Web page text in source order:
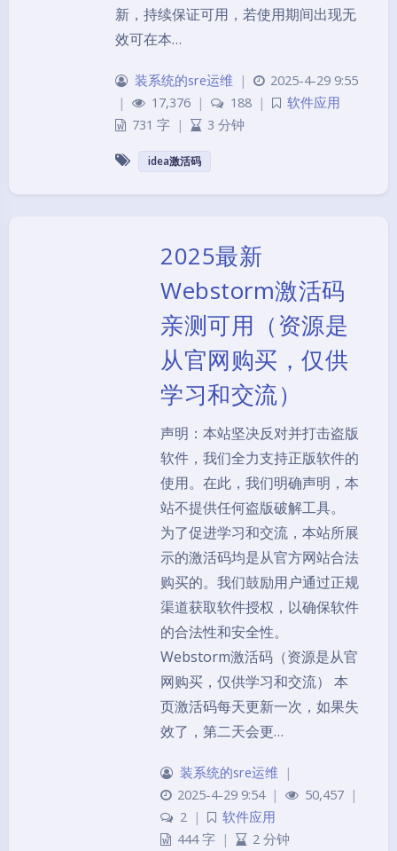
新，持续保证可用，若使用期间出现无
效可在本…
装系统的sre运维 |
2025-4-29 9:55
|
17,376 | 188 |
软件应用
731 字 | 3 分钟
idea激活码
2025最新
Webstorm激活码
亲测可用（资源是
从官网购买，仅供
学习和交流）
声明：本站坚决反对并打击盗版
软件，我们全力支持正版软件的
使用。在此，我们明确声明，本
站不提供任何盗版破解工具。
为了促进学习和交流，本站所展
示的激活码均是从官方网站合法
购买的。我们鼓励用户通过正规
渠道获取软件授权，以确保软件
的合法性和安全性。
Webstorm激活码（资源是从官
网购买，仅供学习和交流） 本
页激活码每天更新一次，如果失
效了，第二天会更…
装系统的sre运维
|
2025-4-29 9:54 | 50,457 |
2 |
软件应用
444 字 | 2 分钟